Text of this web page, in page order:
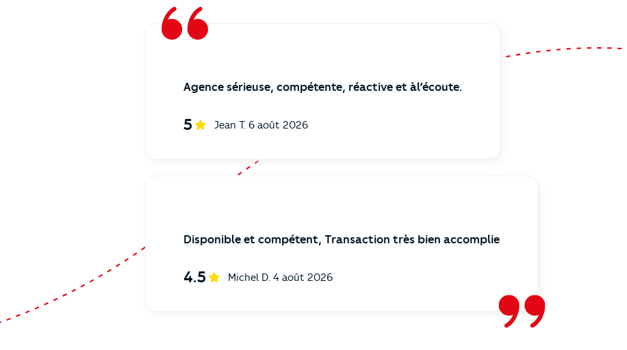
Agence sérieuse, compétente, réactive et àl’écoute.
5 Jean T. 6 août 2026
Disponible et compétent, Transaction très bien accomplie
4.5 Michel D. 4 août 2026